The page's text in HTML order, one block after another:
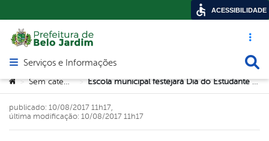
Acesso
Abrir menu principal de navegação
Serviços e Informações
Você está aqui:
> Sem categoria > Escola municipal festejará Dia do Estudante com gincana especial
publicado: 10/08/2017 11h17,
última modificação: 10/08/2017 11h17
ACESSIBILIDADE